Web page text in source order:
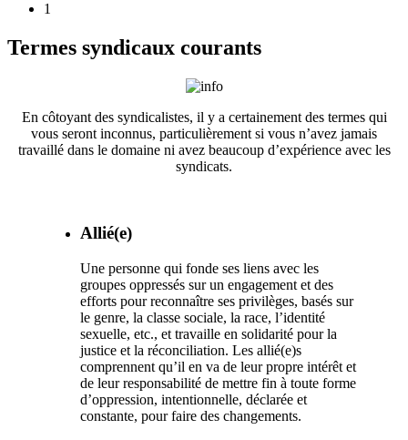
1
Termes syndicaux courants
En côtoyant des syndicalistes, il y a certainement des termes qui
vous seront inconnus, particulièrement si vous n’avez jamais
travaillé dans le domaine ni avez beaucoup d’expérience avec les
syndicats.
Allié(e)
Une personne qui fonde ses liens avec les
groupes oppressés sur un engagement et des
efforts pour reconnaître ses privilèges, basés sur
le genre, la classe sociale, la race, l’identité
sexuelle, etc., et travaille en solidarité pour la
justice et la réconciliation. Les allié(e)s
comprennent qu’il en va de leur propre intérêt et
de leur responsabilité de mettre fin à toute forme
d’oppression, intentionnelle, déclarée et
constante, pour faire des changements.